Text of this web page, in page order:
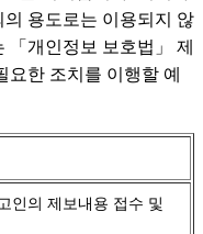
용도로는 이용되지 않
「개인정보 보호법」 제
요한 조치를 이행할 예
인의 제보내용 접수 및